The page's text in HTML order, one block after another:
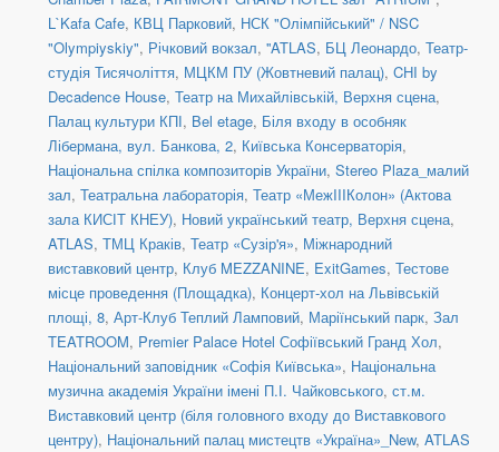
L`Kafa Cafe, КВЦ Парковий, НСК "Олімпійський" / NSC
"Olympiyskiy", Річковий вокзал, ''ATLAS, БЦ Леонардо, Театр-
студія Тисячоліття, МЦКМ ПУ (Жовтневий палац), CHI by
Decadence House, Театр на Михайлівській, Верхня сцена,
Палац культури КПІ, Bel etage, Біля входу в особняк
Лібермана, вул. Банкова, 2, Київська Консерваторія,
Національна спілка композиторів України, Stereo Plaza_малий
зал, Театральна лабораторія, Театр «МежIIIКолон» (Актова
зала КИСІТ КНЕУ), Новий український театр, Верхня сцена,
ATLAS, ТМЦ Краків, Театр «Сузір'я», Міжнародний
виставковий центр, Клуб MEZZANINE, ExitGames, Тестове
місце проведення (Площадка), Концерт-хол на Львівській
площі, 8, Арт-Клуб Теплий Ламповий, Маріїнський парк, Зал
TEATROOM, Premier Palace Hotel Софіївський Гранд Хол,
Національний заповідник «Софія Київська», Національна
музична академія України імені П.І. Чайковського, ст.м.
Виставковий центр (біля головного входу до Виставкового
центру), Національний палац мистецтв «Україна»_New, ATLAS